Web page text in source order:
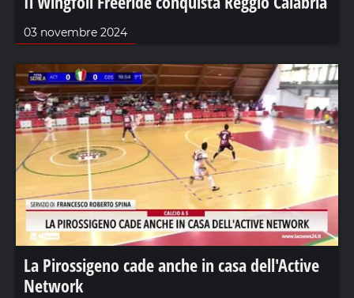
03 novembre 2024
La Pirossigeno cade anche in casa dell'Active
Network